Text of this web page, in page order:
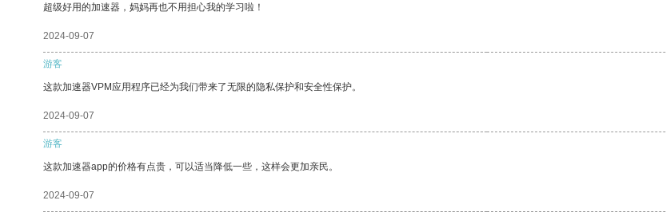
超级好用的加速器，妈妈再也不用担心我的学习啦！
2024-09-07
游客
这款加速器VPM应用程序已经为我们带来了无限的隐私保护和安全性保护。
2024-09-07
游客
这款加速器app的价格有点贵，可以适当降低一些，这样会更加亲民。
2024-09-07